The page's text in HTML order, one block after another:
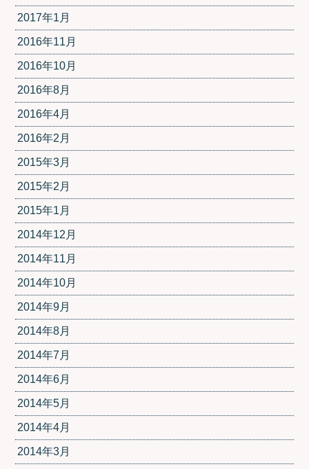
2017年1月
2016年11月
2016年10月
2016年8月
2016年4月
2016年2月
2015年3月
2015年2月
2015年1月
2014年12月
2014年11月
2014年10月
2014年9月
2014年8月
2014年7月
2014年6月
2014年5月
2014年4月
2014年3月